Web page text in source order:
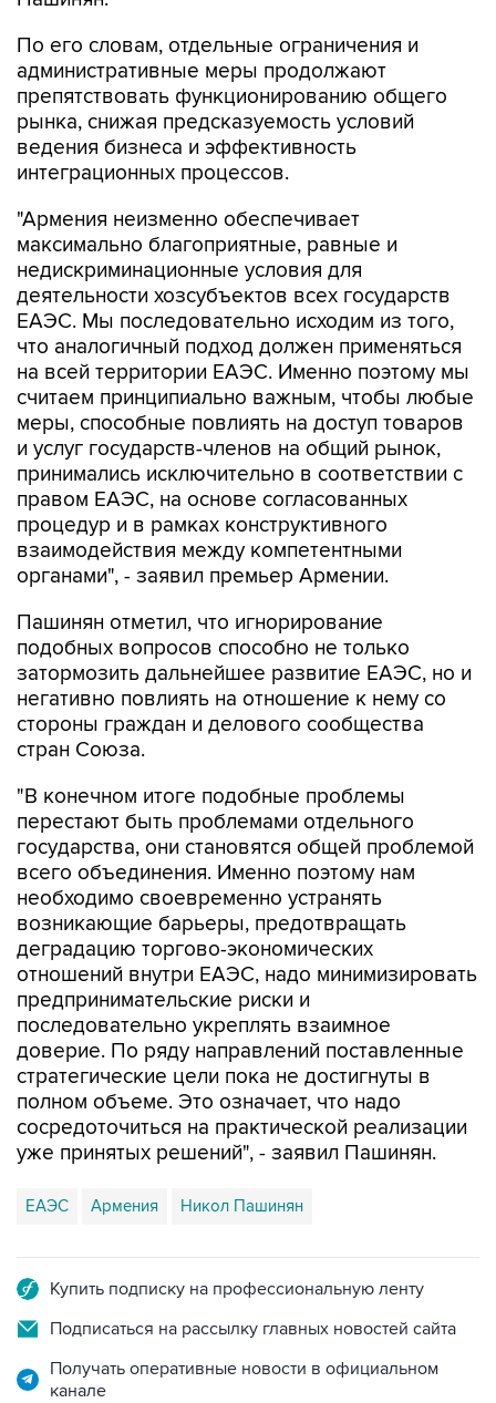
По его словам, отдельные ограничения и
административные меры продолжают
препятствовать функционированию общего
рынка, снижая предсказуемость условий
ведения бизнеса и эффективность
интеграционных процессов.
"Армения неизменно обеспечивает
максимально благоприятные, равные и
недискриминационные условия для
деятельности хозсубъектов всех государств
ЕАЭС. Мы последовательно исходим из того,
что аналогичный подход должен применяться
на всей территории ЕАЭС. Именно поэтому мы
считаем принципиально важным, чтобы любые
меры, способные повлиять на доступ товаров
и услуг государств-членов на общий рынок,
принимались исключительно в соответствии с
правом ЕАЭС, на основе согласованных
процедур и в рамках конструктивного
взаимодействия между компетентными
органами", - заявил премьер Армении.
Пашинян отметил, что игнорирование
подобных вопросов способно не только
затормозить дальнейшее развитие ЕАЭС, но и
негативно повлиять на отношение к нему со
стороны граждан и делового сообщества
стран Союза.
"В конечном итоге подобные проблемы
перестают быть проблемами отдельного
государства, они становятся общей проблемой
всего объединения. Именно поэтому нам
необходимо своевременно устранять
возникающие барьеры, предотвращать
деградацию торгово-экономических
отношений внутри ЕАЭС, надо минимизировать
предпринимательские риски и
последовательно укреплять взаимное
доверие. По ряду направлений поставленные
стратегические цели пока не достигнуты в
полном объеме. Это означает, что надо
сосредоточиться на практической реализации
уже принятых решений", - заявил Пашинян.
ЕАЭС Армения Никол Пашинян
Купить подписку на профессиональную ленту
Подписаться на рассылку главных новостей сайта
Получать оперативные новости в официальном
канале